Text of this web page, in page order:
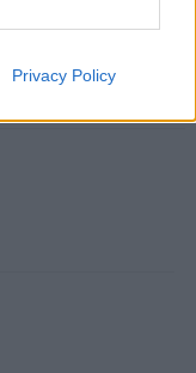
Privacy Policy